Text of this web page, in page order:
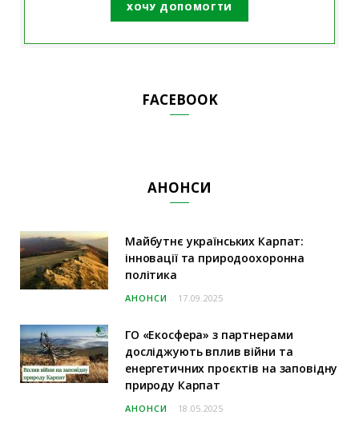
ХОЧУ ДОПОМОГТИ
FACEBOOK
АНОНСИ
Майбутнє українських Карпат:
інновації та природоохоронна
політика
АНОНСИ 17.09.2025
ГО «Екосфера» з партнерами
досліджують вплив війни та
енергетичних проєктів на заповідну
природу Карпат
АНОНСИ 18.05.2025